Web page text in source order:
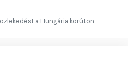
a Hungária körúton